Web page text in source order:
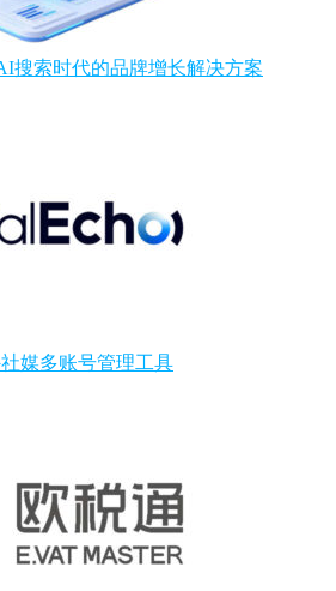
搜索时代的品牌增长解决方案
社媒多账号管理工具